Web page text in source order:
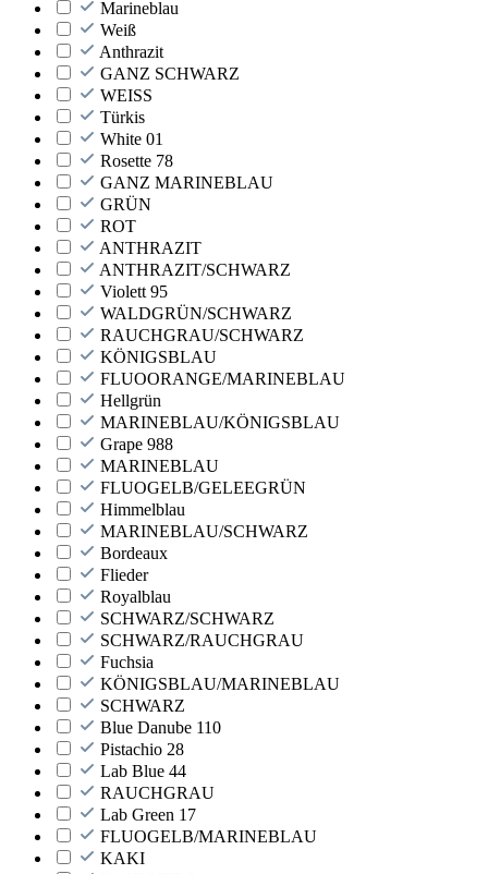
Marineblau
Weiß
Anthrazit
GANZ SCHWARZ
WEISS
Türkis
White 01
Rosette 78
GANZ MARINEBLAU
GRÜN
ROT
ANTHRAZIT
ANTHRAZIT/SCHWARZ
Violett 95
WALDGRÜN/SCHWARZ
RAUCHGRAU/SCHWARZ
KÖNIGSBLAU
FLUOORANGE/MARINEBLAU
Hellgrün
MARINEBLAU/KÖNIGSBLAU
Grape 988
MARINEBLAU
FLUOGELB/GELEEGRÜN
Himmelblau
MARINEBLAU/SCHWARZ
Bordeaux
Flieder
Royalblau
SCHWARZ/SCHWARZ
SCHWARZ/RAUCHGRAU
Fuchsia
KÖNIGSBLAU/MARINEBLAU
SCHWARZ
Blue Danube 110
Pistachio 28
Lab Blue 44
RAUCHGRAU
Lab Green 17
FLUOGELB/MARINEBLAU
KAKI